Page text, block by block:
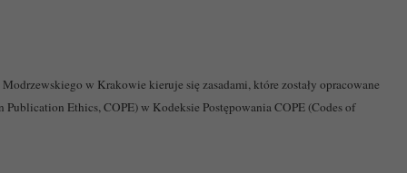
w Krakowie kieruje się zasadami, które zostały opracowane
Ethics, COPE) w Kodeksie Postępowania COPE (Codes of